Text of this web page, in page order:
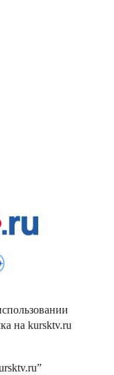
на kursktv.ru